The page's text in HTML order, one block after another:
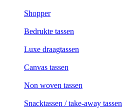
Shopper
Bedrukte tassen
Luxe draagtassen
Canvas tassen
Non woven tassen
Snacktassen / take-away tassen